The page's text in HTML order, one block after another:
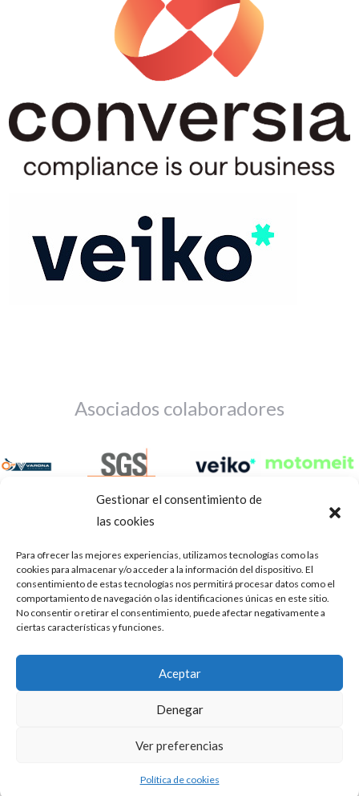
Gestionar el consentimiento de
las cookies
Para ofrecer las mejores experiencias, utilizamos tecnologías como las
cookies para almacenar y/o acceder a la información del dispositivo. El
consentimiento de estas tecnologías nos permitirá procesar datos como el
comportamiento de navegación o las identificaciones únicas en este sitio.
No consentir o retirar el consentimiento, puede afectar negativamente a
ciertas características y funciones.
Aceptar
Denegar
Ver preferencias
Política de cookies
Asociados colaboradores
Aviso Legal Política de privacidad Portal de transparencia
ASOCIACIÓN DE TALLERES DE REPARACIÓN DE
AUTOMÓVILES • CIF: G14023832
Mediación, Arbitraje y Conciliación, de la Consejería de Empleo
Puedes aprender más sobre qué cookies utilizamos o